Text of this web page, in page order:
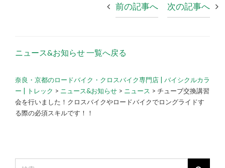
前の記事へ 次の記事へ
ニュース&お知らせ 一覧へ戻る
奈良・京都のロードバイク・クロスバイク専門店 | バイシクルカラ
ー | トレック > ニュース&お知らせ > ニュース > チューブ交換講習
会を行いました！クロスバイクやロードバイクでロングライドす
る際の必須スキルです！！